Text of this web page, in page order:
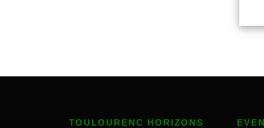
TOULOURENC HORIZONS